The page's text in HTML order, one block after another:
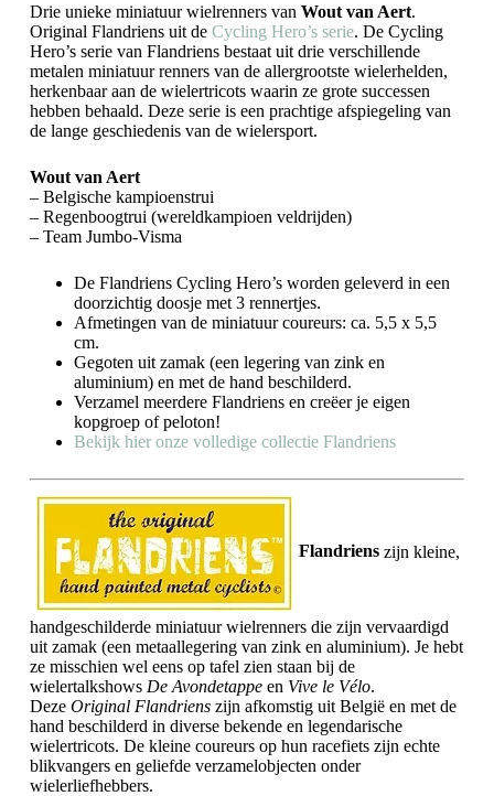
Drie unieke miniatuur wielrenners van Wout van Aert.
Original Flandriens uit de Cycling Hero’s serie. De Cycling
Hero’s serie van Flandriens bestaat uit drie verschillende
metalen miniatuur renners van de allergrootste wielerhelden,
herkenbaar aan de wielertricots waarin ze grote successen
hebben behaald. Deze serie is een prachtige afspiegeling van
de lange geschiedenis van de wielersport.
Wout van Aert
– Belgische kampioenstrui
– Regenboogtrui (wereldkampioen veldrijden)
– Team Jumbo-Visma
De Flandriens Cycling Hero’s worden geleverd in een
doorzichtig doosje met 3 rennertjes.
Afmetingen van de miniatuur coureurs: ca. 5,5 x 5,5
cm.
Gegoten uit zamak (een legering van zink en
aluminium) en met de hand beschilderd.
Verzamel meerdere Flandriens en creëer je eigen
kopgroep of peloton!
Bekijk hier onze volledige collectie Flandriens
Flandrienszijn kleine,
handgeschilderde miniatuur wielrenners die zijn vervaardigd
uit zamak (een metaallegering van zink en aluminium). Je hebt
ze misschien wel eens op tafel zien staan bij de
wielertalkshows De Avondetappeen Vive le Vélo.
Deze Original Flandrienszijn afkomstig uit België en met de
hand beschilderd in diverse bekende en legendarische
wielertricots. De kleine coureurs op hun racefiets zijn echte
blikvangers en geliefde verzamelobjecten onder
wielerliefhebbers.